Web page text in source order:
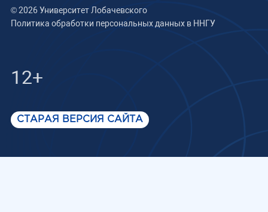
© 2026 Университет Лобачевского
Политика обработки персональных данных в ННГУ
12+
СТАРАЯ ВЕРСИЯ САЙТА